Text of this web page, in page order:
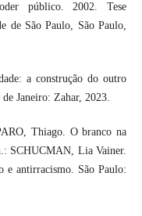
público. 2002. Tese
de São Paulo, São Paulo,
a construção do outro
Janeiro: Zahar, 2023.
Thiago. O branco na
SCHUCMAN, Lia Vainer.
e antirracismo. São Paulo: